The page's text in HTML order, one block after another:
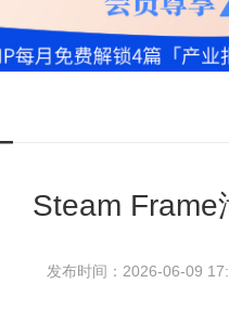
Steam Frame
发布时间：2026-06-09